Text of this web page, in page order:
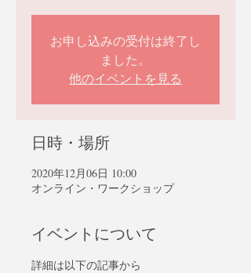
お申し込みの受付は終了し
ました。
他のイベントを見る
日時・場所
2020年12月06日 10:00
オンライン・ワークショップ
イベントについて
詳細は以下の記事から